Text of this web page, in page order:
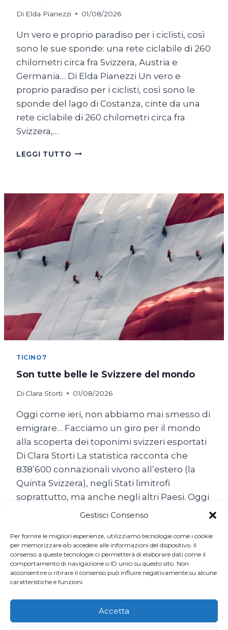
Gestisci Consenso
Per fornire le migliori esperienze, utilizziamo tecnologie come i cookie
per memorizzare e/o accedere alle informazioni del dispositivo. Il
consenso a queste tecnologie ci permetterà di elaborare dati come il
comportamento di navigazione o ID unici su questo sito. Non
acconsentire o ritirare il consenso può influire negativamente su alcune
caratteristiche e funzioni.
Accetta
Di Elda Pianezzi 01/08/2026
Un vero e proprio paradiso per i ciclisti, così
sono le sue sponde: una rete ciclabile di 260
chilometri circa fra Svizzera, Austria e
Germania… Di Elda Pianezzi Un vero e
proprio paradiso per i ciclisti, così sono le
sponde del lago di Costanza, cinte da una
rete ciclabile di 260 chilometri circa fra
Svizzera,…
LEGGI TUTTO SUL
IN
BICICLETTA
TICINO7
Son tutte belle le Svizzere del mondo
Di Clara Storti 01/08/2026
Oggi come ieri, non abbiamo mai smesso di
emigrare… Facciamo un giro per il mondo
alla scoperta dei toponimi svizzeri esportati
Di Clara Storti La statistica racconta che
838’600 connazionali vivono all’estero (la
Quinta Svizzera), negli Stati limitrofi
soprattutto, ma anche negli altri Paesi. Oggi
come ieri, non abbiamo mai smesso di
LEGGI TUTTOSON
TUTTE
BELLE
LE
DEL
MONDO